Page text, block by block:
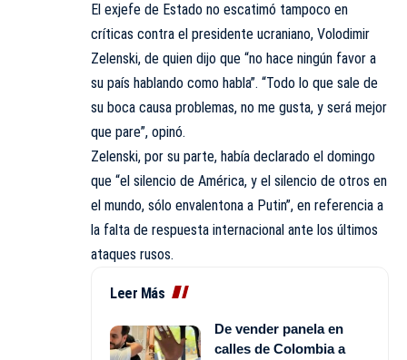
El exjefe de Estado no escatimó tampoco en
críticas contra el presidente ucraniano, Volodimir
Zelenski, de quien dijo que “no hace ningún favor a
su país hablando como habla”. “Todo lo que sale de
su boca causa problemas, no me gusta, y será mejor
que pare”, opinó.
Zelenski, por su parte, había declarado el domingo
que “el silencio de América, y el silencio de otros en
el mundo, sólo envalentona a Putin”, en referencia a
la falta de respuesta internacional ante los últimos
ataques rusos.
Leer Más
De vender panela en
calles de Colombia a